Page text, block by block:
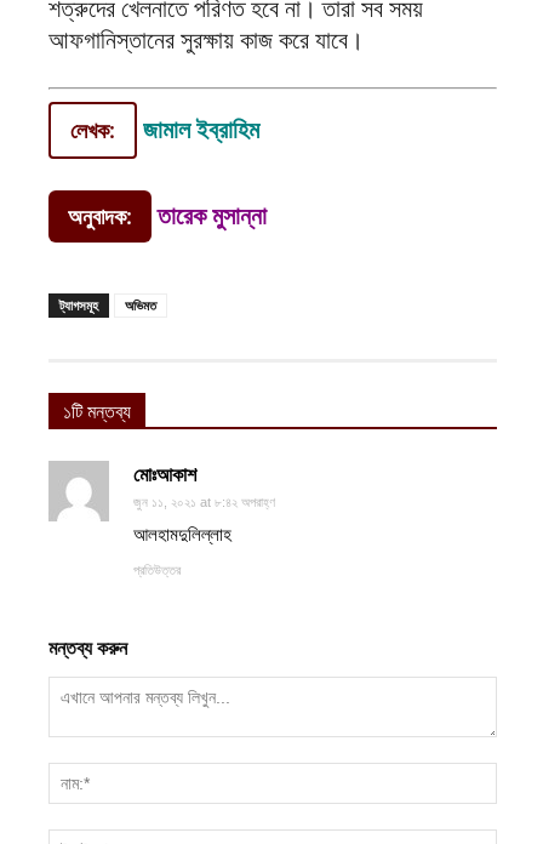
শত্রুদের খেলনাতে পরিণত হবে না। তারা সব সময়
আফগানিস্তানের সুরক্ষায় কাজ করে যাবে।
লেখক: জামাল ইব্রাহিম
অনুবাদক: তারেক মুসান্না
ট্যাগসমূহ অভিমত
১টি মন্তব্য
মোঃআকাশ
জুন ১১, ২০২১ at ৮:৪২ অপরাহ্ণ
আলহামদুলিল্লাহ
প্রতিউত্তর
মন্তব্য করুন